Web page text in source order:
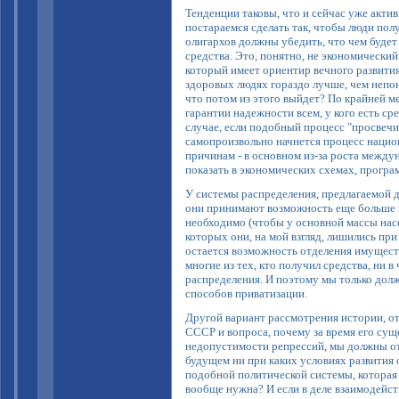
Тенденции таковы, что и сейчас уже
постараемся сделать так, чтобы люди
олигархов должны убедить, что чем
средства. Это, понятно, не
который имеет ориентир вечного
здоровых людях гораздо лучше, чем
что потом из этого выйдет? По крайней
гарантии надежности всем, у кого есть
случае, если подобный процесс
самопроизвольно начнется процесс
причинам - в основном из-за роста
показать в экономических схемах,
У системы распределения, предлагаемой
они принимают возможность еще больше
необходимо (чтобы у основной массы
которых они, на мой взгляд, лишились
остается возможность отделения
многие из тех, кто получил средства, ни
распределения. И поэтому мы только
способов приватизации.
Другой вариант рассмотрения истории,
СССР и вопроса, почему за время его
недопустимости репрессий, мы должны
будущем ни при каких условиях
подобной политической системы,
вообще нужна? И если в деле